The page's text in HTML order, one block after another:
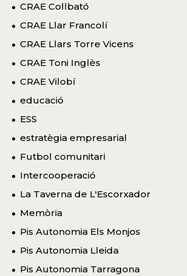
CRAE Collbató
CRAE Llar Francolí
CRAE Llars Torre Vicens
CRAE Toni Inglès
CRAE Vilobí
educació
ESS
estratègia empresarial
Futbol comunitari
Intercooperació
La Taverna de L'Escorxador
Memòria
Pis Autonomia Els Monjos
Pis Autonomia Lleida
Pis Autonomia Tarragona